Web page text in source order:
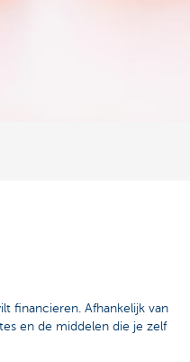
financieren. Afhankelijk van
en de middelen die je zelf